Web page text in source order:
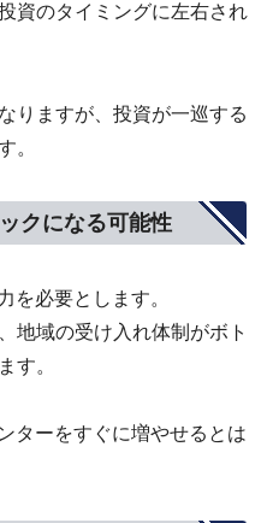
資のタイミングに左右され
りますが、投資が一巡する
。
クになる可能性
を必要とします。
地域の受け入れ体制がボト
す。
ターをすぐに増やせるとは